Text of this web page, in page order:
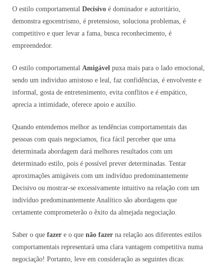
O estilo comportamental Decisivoé dominador e autoritário,
demonstra egocentrismo, é pretensioso, soluciona problemas, é
competitivo e quer levar a fama, busca reconhecimento, é
empreendedor.
O estilo comportamental Amigável puxa mais para o lado emocional,
sendo um individuo amistoso e leal, faz confidências, é envolvente e
informal, gosta de entretenimento, evita conflitos e é empático,
aprecia a intimidade, oferece apoio e auxílio.
Quando entendemos melhor as tendências comportamentais das
pessoas com quais negociamos, fica fácil perceber que uma
determinada abordagem dará melhores resultados com um
determinado estilo, pois é possível prever determinadas. Tentar
aproximações amigáveis com um indivíduo predominantemente
Decisivo ou mostrar-se excessivamente intuitivo na relação com um
indivíduo predominantemente Analítico são abordagens que
certamente comprometerão o êxito da almejada negociação.
Saber o que fazer e o que não fazerna relação aos diferentes estilos
comportamentais representará uma clara vantagem competitiva numa
negociação! Portanto, leve em consideração as seguintes dicas: